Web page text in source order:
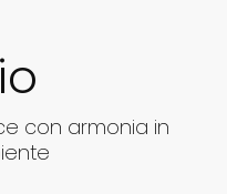
con armonia in